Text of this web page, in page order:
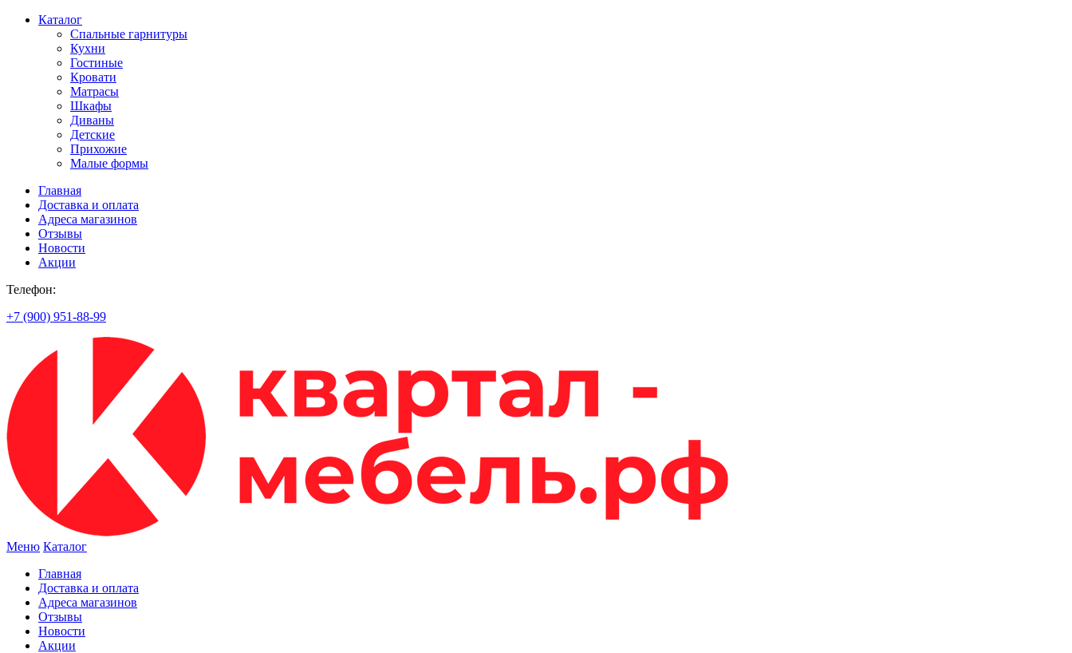
Каталог
Спальные гарнитуры
Кухни
Гостиные
Кровати
Матрасы
Шкафы
Диваны
Детские
Прихожие
Малые формы
Главная
Доставка и оплата
Адреса магазинов
Отзывы
Новости
Акции
Телефон:
+7 (900) 951-88-99
Меню Каталог
Главная
Доставка и оплата
Адреса магазинов
Отзывы
Новости
Акции